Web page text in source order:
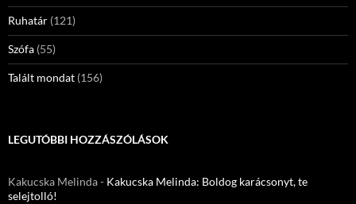
Ruhatár (121)
Szófa (55)
Talált mondat (156)
LEGUTÓBBI HOZZÁSZÓLÁSOK
Kakucska Melinda- Kakucska Melinda: Boldog karácsonyt, te
selejtolló!